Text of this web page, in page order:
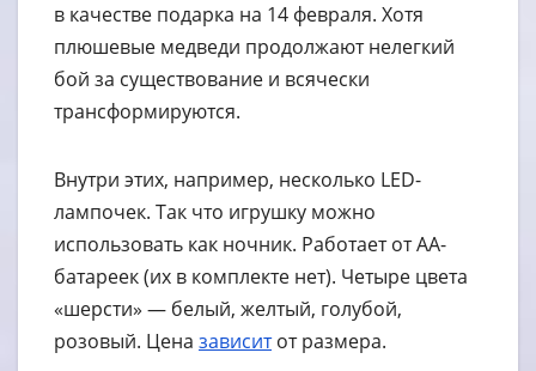
в качестве подарка на 14 февраля. Хотя
плюшевые медведи продолжают нелегкий
бой за существование и всячески
трансформируются.
Внутри этих, например, несколько LED-
лампочек. Так что игрушку можно
использовать как ночник. Работает от АА-
батареек (их в комплекте нет). Четыре цвета
«шерсти» — белый, желтый, голубой,
розовый. Цена зависитот размера.